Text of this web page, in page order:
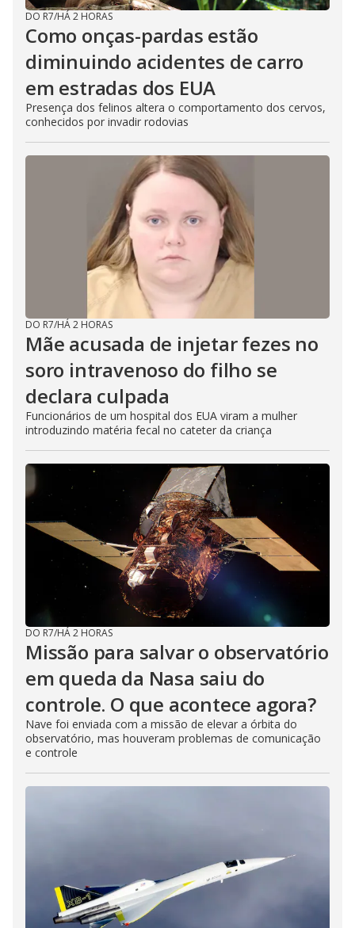
DO R7/HÁ 2 HORAS
Como onças-pardas estão
diminuindo acidentes de carro
em estradas dos EUA
Presença dos felinos altera o comportamento dos cervos,
conhecidos por invadir rodovias
DO R7/HÁ 2 HORAS
Mãe acusada de injetar fezes no
soro intravenoso do filho se
declara culpada
Funcionários de um hospital dos EUA viram a mulher
introduzindo matéria fecal no cateter da criança
DO R7/HÁ 2 HORAS
Missão para salvar o observatório
em queda da Nasa saiu do
controle. O que acontece agora?
Nave foi enviada com a missão de elevar a órbita do
observatório, mas houveram problemas de comunicação
e controle